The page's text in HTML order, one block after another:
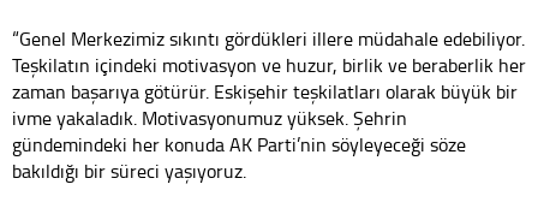
“Genel Merkezimiz sıkıntı gördükleri illere müdahale edebiliyor.
Teşkilatın içindeki motivasyon ve huzur, birlik ve beraberlik her
zaman başarıya götürür. Eskişehir teşkilatları olarak büyük bir
ivme yakaladık. Motivasyonumuz yüksek. Şehrin
gündemindeki her konuda AK Parti’nin söyleyeceği söze
bakıldığı bir süreci yaşıyoruz.